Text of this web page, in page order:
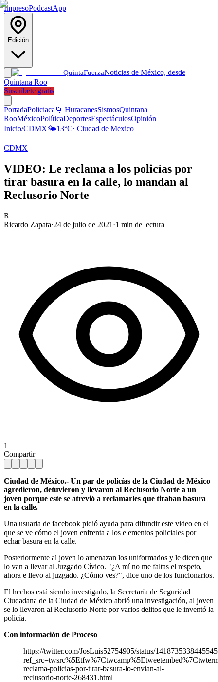
ImpresoPodcastApp
Edición
QuintaFuerzaNoticias de México, desde
Quintana Roo
Suscríbete gratis
PortadaPoliciaca 🌀 HuracanesSismosQuintana
RooMéxicoPolíticaDeportesEspectáculosOpinión
Inicio/CDMX🌤️13°C· Ciudad de México
CDMX
VIDEO: Le reclama a los policías por
tirar basura en la calle, lo mandan al
Reclusorio Norte
R
Ricardo Zapata·24 de julio de 2021 ·1 min de lectura
1
Compartir
Ciudad de México.- Un par de policías de la Ciudad de México
agredieron, detuvieron y llevaron al Reclusorio Norte a un
joven porque este se atrevió a reclamarles que tiraban basura
en la calle.
Una usuaria de facebook pidió ayuda para difundir este video en el
que se ve cómo el joven enfrenta a los elementos policiales por
echar basura en la calle.
Posteriormente al joven lo amenazan los uniformados y le dicen que
lo van a llevar al Juzgado Cívico. "¿A mí no me faltas el respeto,
ahora e llevo al juzgado. ¿Cómo ves?", dice uno de los funcionarios.
El hechos está siendo investigado, la Secretaría de Seguridad
Ciudadana de la Ciudad de México abrió una investigación, al joven
se lo llevaron al Reclusorio Norte por varios delitos que le inventó la
policía.
Con información de Proceso
https://twitter.com/JosLuis52754905/status/
reclama-policias-por-tirar-basura-lo-envian-al-
reclusorio-norte-268431.html